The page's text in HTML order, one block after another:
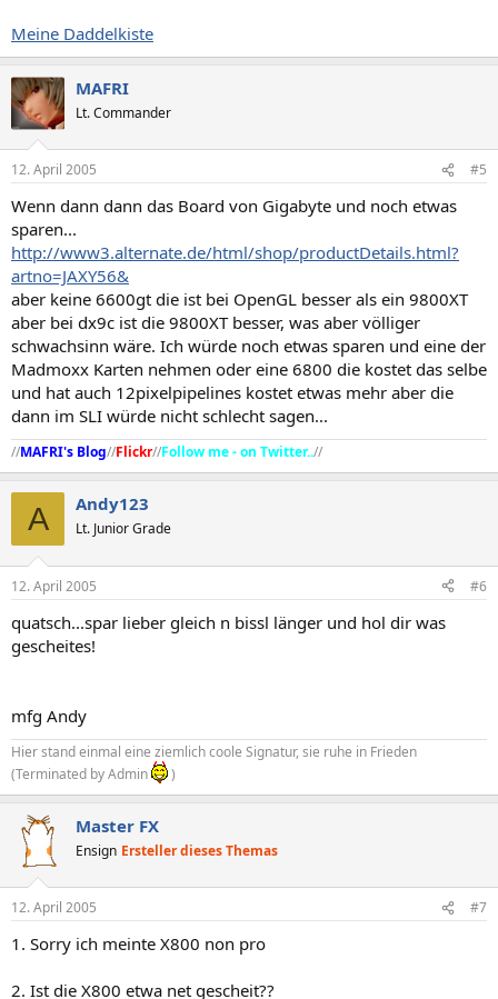
Meine Daddelkiste
MAFRI
Lt. Commander
12. April 2005 #5
Wenn dann dann das Board von Gigabyte und noch etwas
sparen...
http://www3.alternate.de/html/shop/productDetails.html?
artno=JAXY56&
aber keine 6600gt die ist bei OpenGL besser als ein 9800XT
aber bei dx9c ist die 9800XT besser, was aber völliger
schwachsinn wäre. Ich würde noch etwas sparen und eine der
Madmoxx Karten nehmen oder eine 6800 die kostet das selbe
und hat auch 12pixelpipelines kostet etwas mehr aber die
dann im SLI würde nicht schlecht sagen...
//MAFRI's Blog//Flickr//Follow me - on Twitter..//​
A Andy123
Lt. Junior Grade
12. April 2005 #6
quatsch...spar lieber gleich n bissl länger und hol dir was
gescheites!
mfg Andy
Hier stand einmal eine ziemlich coole Signatur, sie ruhe in Frieden
(Terminated by Admin
)
Master FX
Ensign Ersteller dieses Themas
12. April 2005 #7
1. Sorry ich meinte X800 non pro
2. Ist die X800 etwa net gescheit??